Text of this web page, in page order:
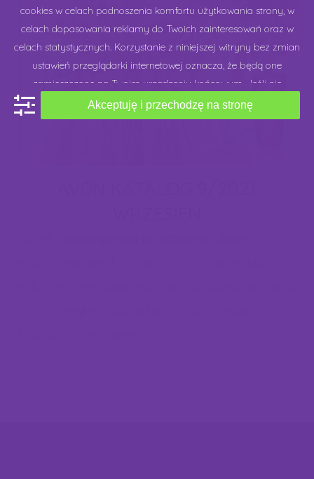
cookies w celach podnoszenia komfortu użytkowania strony, w
celach dopasowania reklamy do Twoich zainteresowań oraz w
celach statystycznych. Korzystanie z niniejszej witryny bez zmian
ustawień przeglądarki internetowej oznacza, że będą one
zamieszczane na Twoim urządzeniu końcowym. Jeśli nie
zgadzasz się na stosowanie plików cookies przez niniejsze
miejsce sieciowe, możesz dokonać zmiany "ustawień cookies",
Akceptuję i przechodzę na stronę